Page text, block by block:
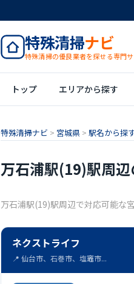
特殊清掃ナビ
特殊清掃の優良業者を探せる専門
トップ エリアから探す
特殊清掃ナビ > 宮城県 > 駅名から探
万石浦駅(19)駅周
万石浦駅(19)駅周辺で対応可能な
ネクストライフ
📍 仙台市、石巻市、塩竈市...